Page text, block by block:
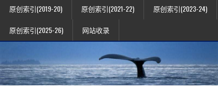
原创索引(2019-20) 原创索引(2021-22) 原创索引(2023-24)
原创索引(2025-26) 网站收录